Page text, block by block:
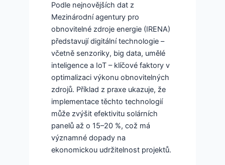
Podle nejnovějších dat z
Mezinárodní agentury pro
obnovitelné zdroje energie (IRENA)
představují digitální technologie –
včetně senzoriky, big data, umělé
inteligence a IoT – klíčové faktory v
optimalizaci výkonu obnovitelných
zdrojů. Příklad z praxe ukazuje, že
implementace těchto technologií
může zvýšit efektivitu solárních
panelů až o 15–20 %, což má
významné dopady na
ekonomickou udržitelnost projektů.